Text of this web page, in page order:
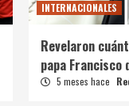
INTERNACIONALES
Revelaron
papa Francisco
5 meses hace